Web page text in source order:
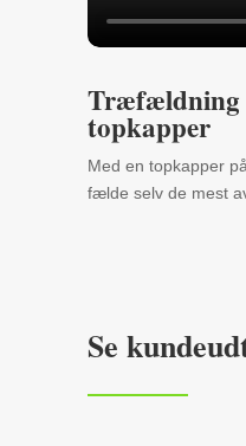
Træfældning
topkapper
Med en topkapper
fælde selv de mest
Se